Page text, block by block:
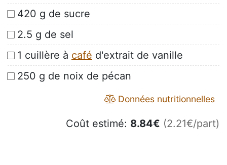
420 g de sucre
2.5 g de sel
1 cuillère à café d'extrait de vanille
250 g de noix de pécan
Données nutritionnelles
Coût estimé: 8.84€ (2.21€/part)